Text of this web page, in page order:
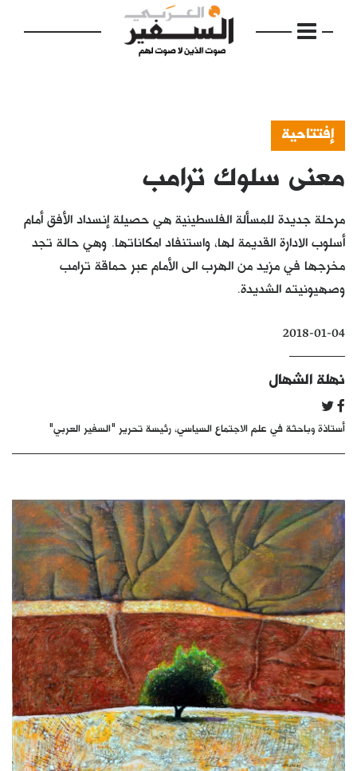
الرئيسية
إفتتاحية
فكرة
بالصورة
كتّابنا
الأرشيف
إفتتاحية
معنى سلوك ترامب
مرحلة جديدة للمسألة الفلسطينية هي حصيلة إنسداد الأفق أمام
أسلوب الادارة القديمة لها، واستنفاد امكاناتها. وهي حالة تجد
مخرجها في مزيد من الهرب الى الأمام عبر حماقة ترامب
وصهيونيته الشديدة.
2018-01-04
نهلة الشهال
أستاذة وباحثة في علم الاجتماع السياسي، رئيسة تحرير "السفير العربي"